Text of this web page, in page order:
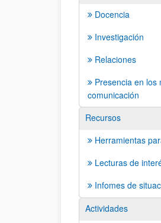
Docencia
Investigación
Relaciones
Presencia en los
comunicación
Recursos
Herramientas
Lecturas de
Infomes de
Actividades